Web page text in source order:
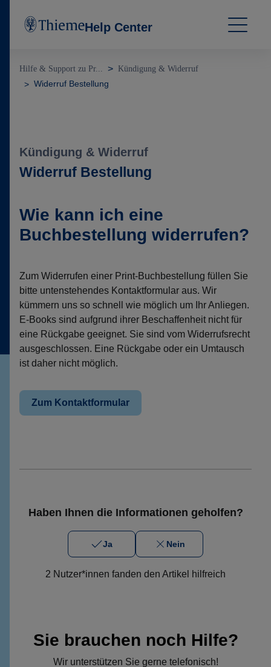
Help Center
Hilfe & Support zu Pr... Kündigung & Widerruf
Widerruf Bestellung
Kündigung & Widerruf
Widerruf Bestellung
Wie kann ich eine
Buchbestellung widerrufen?
Zum Widerrufen einer Print-Buchbestellung füllen Sie
bitte untenstehendes Kontaktformular aus. Wir
kümmern uns so schnell wie möglich um Ihr Anliegen.
E-Books sind aufgrund ihrer Beschaffenheit nicht für
eine Rückgabe geeignet. Sie sind vom Widerrufsrecht
ausgeschlossen. Eine Rückgabe oder ein Umtausch
ist daher nicht möglich.
Zum Kontaktformular
Haben Ihnen die Informationen geholfen?
Ja Nein
2 Nutzer*innen fanden den Artikel hilfreich
Sie brauchen noch Hilfe?
Wir unterstützen Sie gerne telefonisch!